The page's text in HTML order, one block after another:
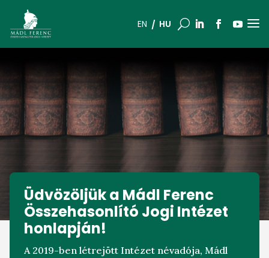
EN HU U a
Üdvözöljük a Mádl Ferenc
Összehasonlító Jogi Intézet
honlapján!
A 2019-ben létrejött Intézet névadója, Mádl